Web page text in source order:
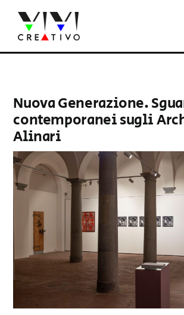
contenuto
Nuova Generazione.
contemporanei sugli
Alinari